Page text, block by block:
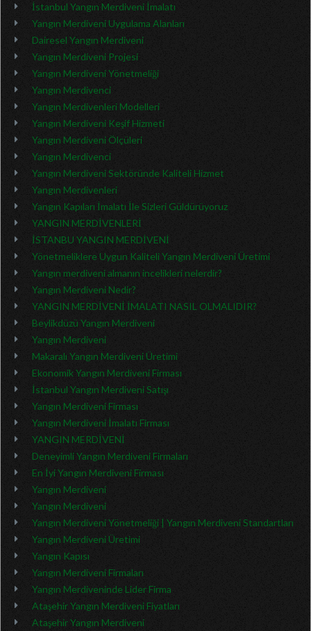
İstanbul Yangın Merdiveni İmalatı
Yangın Merdiveni Uygulama Alanları
Dairesel Yangın Merdiveni
Yangın Merdiveni Projesi
Yangın Merdiveni Yönetmeliği
Yangın Merdivenci
Yangın Merdivenleri Modelleri
Yangın Merdiveni Keşif Hizmeti
Yangın Merdiveni Ölçüleri
Yangın Merdivenci
Yangın Merdiveni Sektöründe Kaliteli Hizmet
Yangın Merdivenleri
Yangın Kapıları İmalatı İle Sizleri Güldürüyoruz
YANGIN MERDİVENLERİ
İSTANBU YANGIN MERDİVENİ
Yönetmeliklere Uygun Kaliteli Yangın Merdiveni Üretimi
Yangın merdiveni almanın incelikleri nelerdir?
Yangın Merdiveni Nedir?
YANGIN MERDİVENİ İMALATI NASIL OLMALIDIR?
Beylikdüzü Yangın Merdiveni
Yangın Merdiveni
Makaralı Yangın Merdiveni Üretimi
Ekonomik Yangın Merdiveni Firması
İstanbul Yangın Merdiveni Satışı
Yangın Merdiveni Firması
Yangın Merdiveni İmalatı Firması
YANGIN MERDİVENİ
Deneyimli Yangın Merdiveni Firmaları
En İyi Yangın Merdiveni Firması
Yangın Merdiveni
Yangın Merdiveni
Yangın Merdiveni Yönetmeliği | Yangın Merdiveni Standartları
Yangın Merdiveni Üretimi
Yangın Kapısı
Yangın Merdiveni Firmaları
Yangın Merdiveninde Lider Firma
Ataşehir Yangın Merdiveni Fiyatları
Ataşehir Yangın Merdiveni